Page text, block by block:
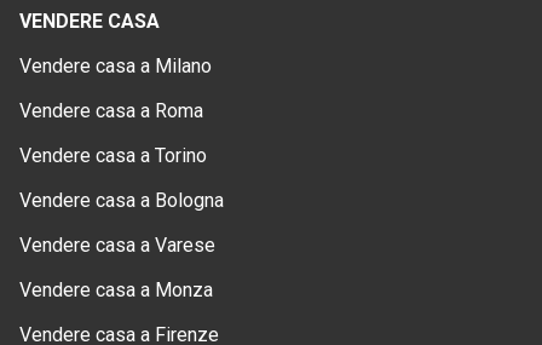
VENDERE CASA
Vendere casa a Milano
Vendere casa a Roma
Vendere casa a Torino
Vendere casa a Bologna
Vendere casa a Varese
Vendere casa a Monza
Vendere casa a Firenze